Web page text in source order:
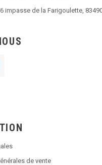
impasse de la Farigoulette,
de vente